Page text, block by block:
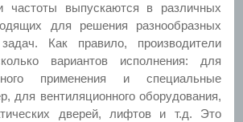
частоты выпускаются в различных
для решения разнообразных
Как правило, производители
вариантов исполнения: для
применения и специальные
для вентиляционного оборудования,
дверей, лифтов и т.д. Это